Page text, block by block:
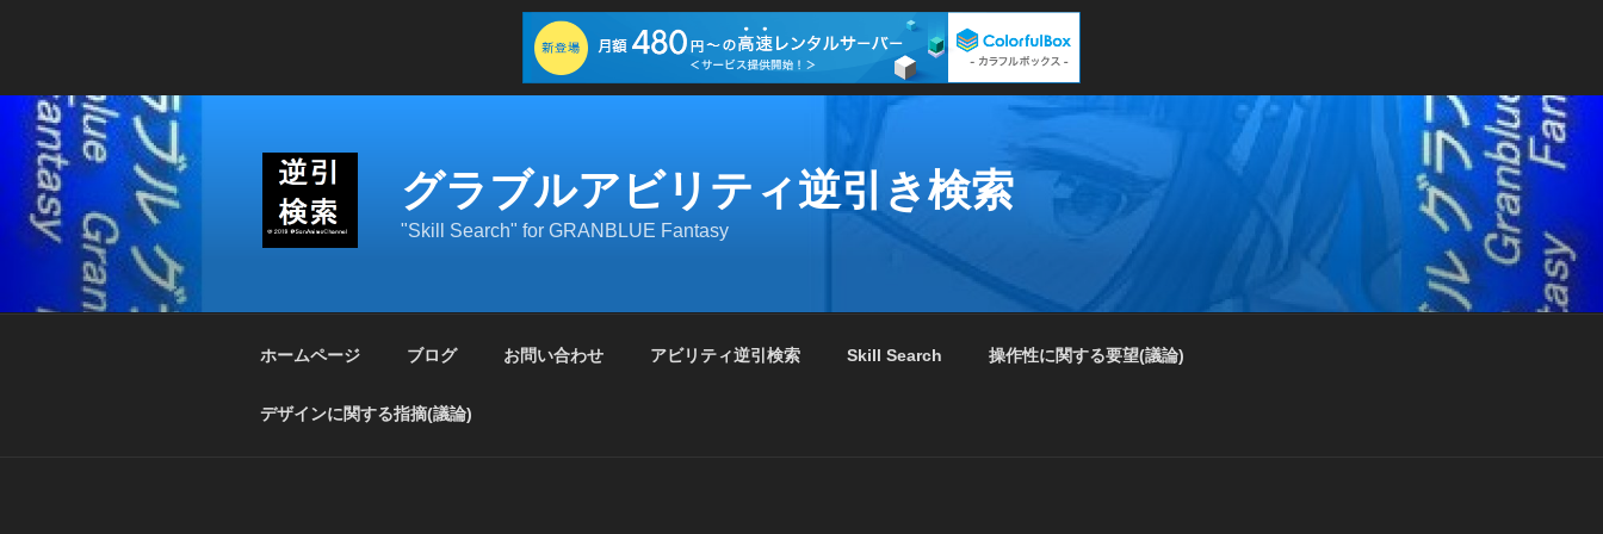
キ
グラブルアビリティ逆引き検索
"Skill Search" for GRANBLUE Fantasy
ホームページ ブログ お問い合わせ アビリティ逆引検索 Skill Search 操作性に関する要望(議論)
デザインに関する指摘(議論)